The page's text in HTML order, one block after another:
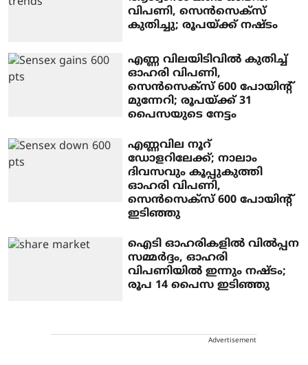
വിപണി, സെന്‍സെക്‌സ്
കുതിച്ചു; രൂപയ്ക്ക് നഷ്ടം
എണ്ണ വിലയിടിവില്‍ കുതിച്ച്
ഓഹരി വിപണി,
സെന്‍സെക്‌സ് 600 പോയിന്റ്
മുന്നേറി; രൂപയ്ക്ക് 31
പൈസയുടെ നേട്ടം
എണ്ണവില നൂറ്
ഡോളറിലേക്ക്; നാലാം
ദിവസവും കൂപ്പുകുത്തി
ഓഹരി വിപണി,
സെന്‍സെക്‌സ് 600 പോയിന്റ്
ഇടിഞ്ഞു
ഐടി ഓഹരികളില്‍ വില്‍പ്പന
സമ്മര്‍ദ്ദം, ഓഹരി
വിപണിയില്‍ ഇന്നും നഷ്ടം;
രൂപ 14 പൈസ ഇടിഞ്ഞു
Advertisement